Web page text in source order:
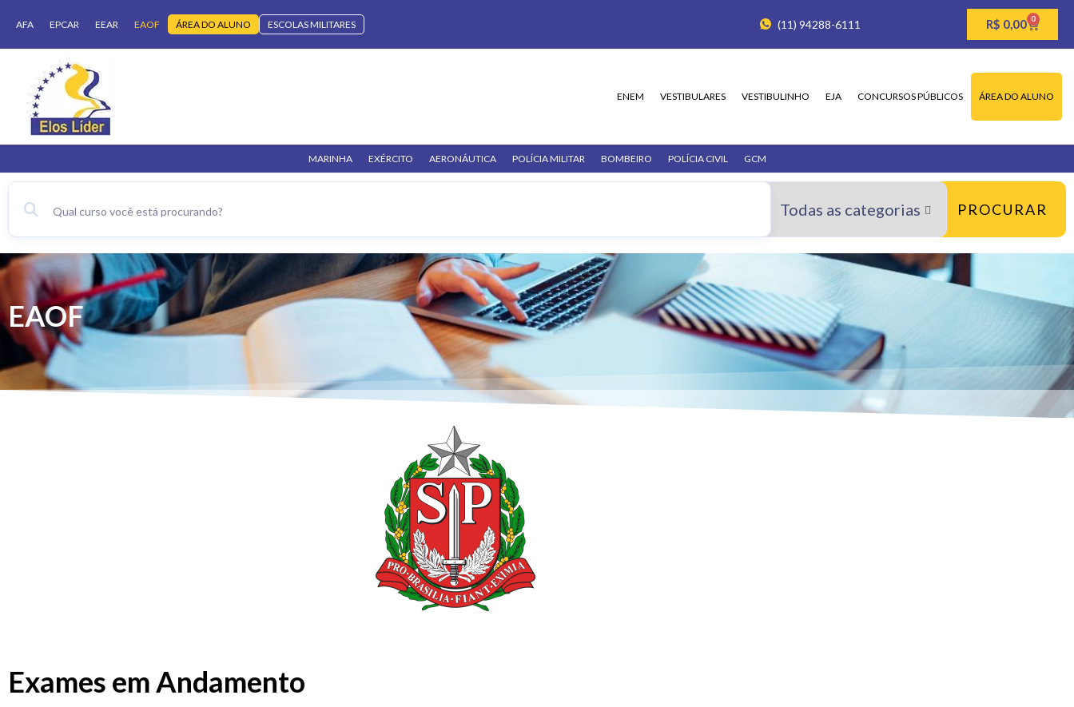
AFA EPCAR EEAR EAOF ÁREA DO ALUNO ESCOLAS MILITARES (11) 94288-6111 R$ 0,00 0
ENEM VESTIBULARES VESTIBULINHO EJA CONCURSOS PÚBLICOS ÁREA DO ALUNO
MARINHA EXÉRCITO AERONÁUTICA POLÍCIA MILITAR BOMBEIRO POLÍCIA CIVIL GCM
PROCURAR
EAOF
Exames em Andamento